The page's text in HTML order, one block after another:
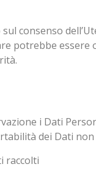
consenso
potrebbe
i Dati
dei Dati
raccolti